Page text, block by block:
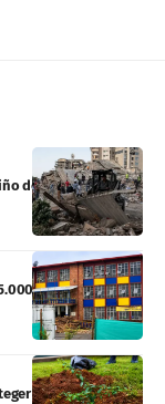
de 3 años tras casi
millones y no
una especie